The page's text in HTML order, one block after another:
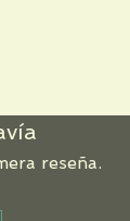
reseña.